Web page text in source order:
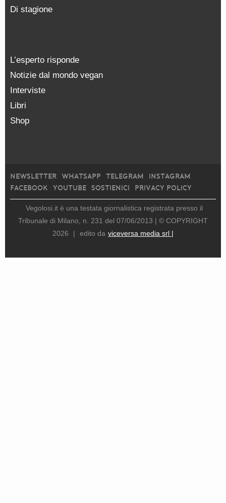
Di stagione
L’esperto risponde
Notizie dal mondo vegan
Interviste
Libri
Shop
NEWSLETTER WHATSAPP TELEGRAM
INSTAGRAM
FACEBOOK
YOUTUBE SOSTIENICI PRIVACY POLICY
Vegolosi.it è una testata giornalistica registrata presso il
Tribunale di Milano, n. 231 del 07/06/2013 | © COPYRIGHT
2026
| edito da viceversa media srl |